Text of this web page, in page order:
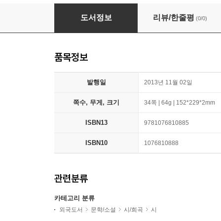
Angela Gheorghiu Em Poemas
도서정보 리뷰/한줄평 (0/0)
품목정보
발행일 2013년 11월 02일
쪽수, 무게, 크기 34쪽 | 64g | 152*229*2mm
ISBN13 9781076810885
ISBN10 1076810888
관련분류
카테고리 분류
외국도서 문학/소설 시/희곡 시